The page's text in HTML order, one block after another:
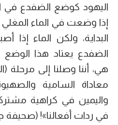
اليهود كوضع الضفدع في
إذا وضعت في الماء
البداية، ولكن الماء إذا
الضفدع يعتاد هذا الوضع
هي، أننا وصلنا إلى مرحلة
معاداة السامية
واليمين في كراهية